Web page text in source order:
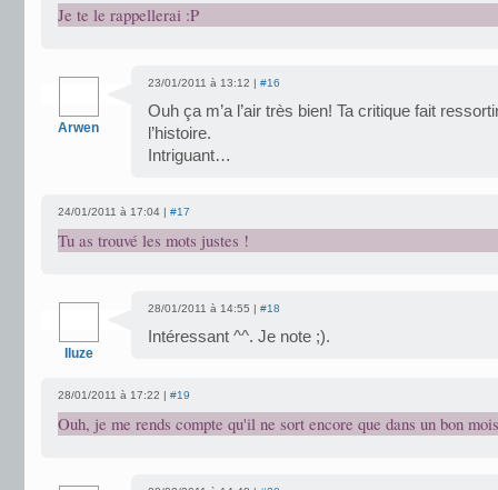
Je te le rappellerai :P
Arwen
23/01/2011 à 13:12 | #16
Ouh ça m’a l’air très bien! Ta critique fait
l’histoire.
Intriguant…
24/01/2011 à 17:04 | #17
Tu as trouvé les mots justes !
Iluze
28/01/2011 à 14:55 | #18
Intéressant ^^. Je note ;).
28/01/2011 à 17:22 | #19
Ouh, je me rends compte qu'il ne sort encore que dans un bon